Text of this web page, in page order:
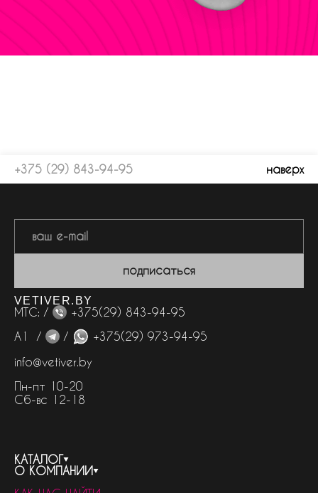
+375 (29) 843-94-95 наверх
подписаться
VETIVER.BY
МТС: /
+375(29) 843-94-95
А1 /
/
+375(29) 973-94-95
info@vetiver.by
Пн-пт 10-20
Сб-вс 12-18
КАТАЛОГ
О КОМПАНИИ